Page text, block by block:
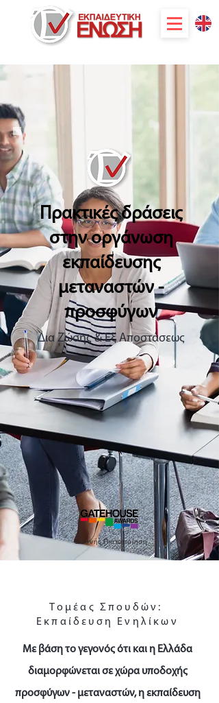
Πρακτικές δράσεις
στην οργάνωση
εκπαίδευσης
μεταναστών -
προσφύγων
Δια Ζώσης & Εξ Αποστάσεως
Διεθνής Πιστοποίηση
Τομέας Σπουδών:
Εκπαίδευση Ενηλίκων
Με βάση το γεγονός ότι και η Ελλάδα
διαμορφώνεται σε χώρα υποδοχής
προσφύγων - μεταναστών, η εκπαίδευση